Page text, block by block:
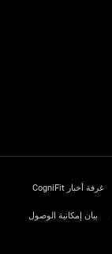
غرفة أخبار CogniFit
بيان إمكانية الوصول